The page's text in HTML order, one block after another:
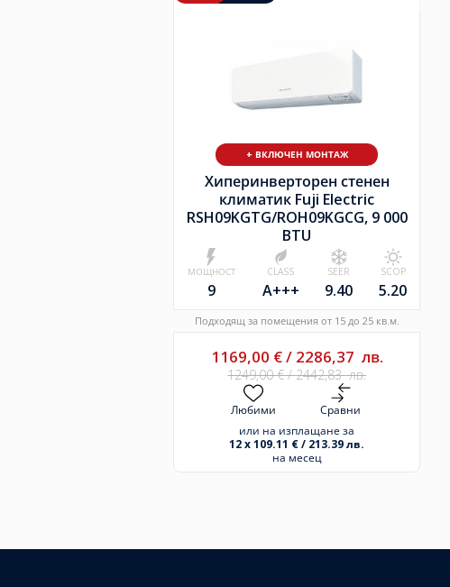
+ ВКЛЮЧЕН МОНТАЖ
Хиперинверторен стенен
климатик Fuji Electric
RSH09KGTG/ROH09KGCG, 9 000
BTU
МОЩНОСТ
9
CLASS
A+++
SEER
9.40
SCOP
5.20
Подходящ за помещения от 15 до 25 кв.м.
1169,00 €/ 2286,37 лв.
1249,00€/2442,83лв.
Любими
Сравни
или на изплащане за
12 x 109.11 € / 213.39 лв.
на месец